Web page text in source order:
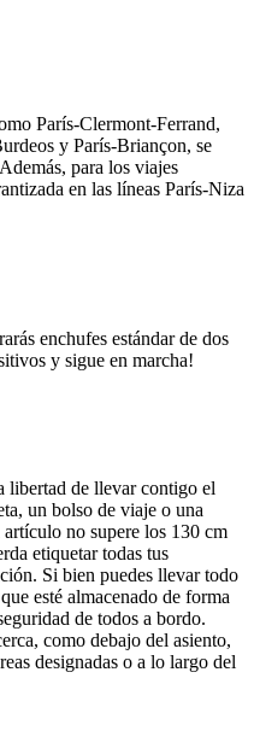
París-Clermont-Ferrand,
y París-Briançon, se
para los viajes
en las líneas París-Niza
enchufes estándar de dos
y sigue en marcha!
de llevar contigo el
un bolso de viaje o una
no supere los 130 cm
etiquetar todas tus
Si bien puedes llevar todo
esté almacenado de forma
de todos a bordo.
como debajo del asiento,
designadas o a lo largo del